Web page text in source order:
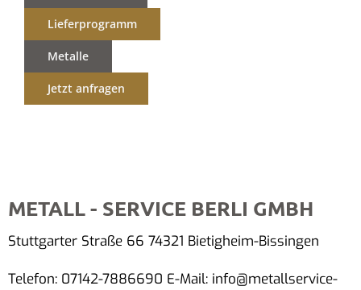
Lieferprogramm
Metalle
Jetzt anfragen
METALL - SERVICE BERLI GMBH
Stuttgarter Straße 66 74321 Bietigheim-Bissingen
Telefon: 07142-7886690 E-Mail: info@metallservice-